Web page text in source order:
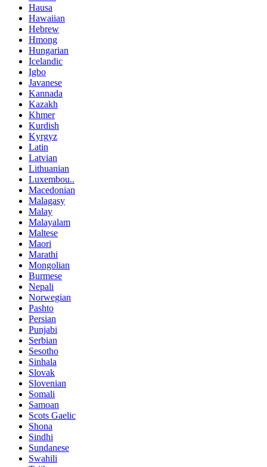
Hausa
Hawaiian
Hebrew
Hmong
Hungarian
Icelandic
Igbo
Javanese
Kannada
Kazakh
Khmer
Kurdish
Kyrgyz
Latin
Latvian
Lithuanian
Luxembou..
Macedonian
Malagasy
Malay
Malayalam
Maltese
Maori
Marathi
Mongolian
Burmese
Nepali
Norwegian
Pashto
Persian
Punjabi
Serbian
Sesotho
Sinhala
Slovak
Slovenian
Somali
Samoan
Scots Gaelic
Shona
Sindhi
Sundanese
Swahili